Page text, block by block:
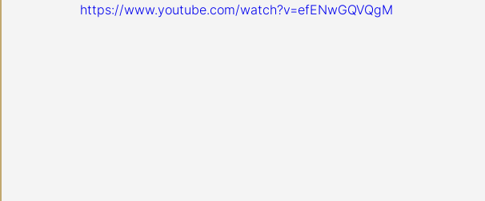
https://www.youtube.com/watch?v=efENwGQVQgM